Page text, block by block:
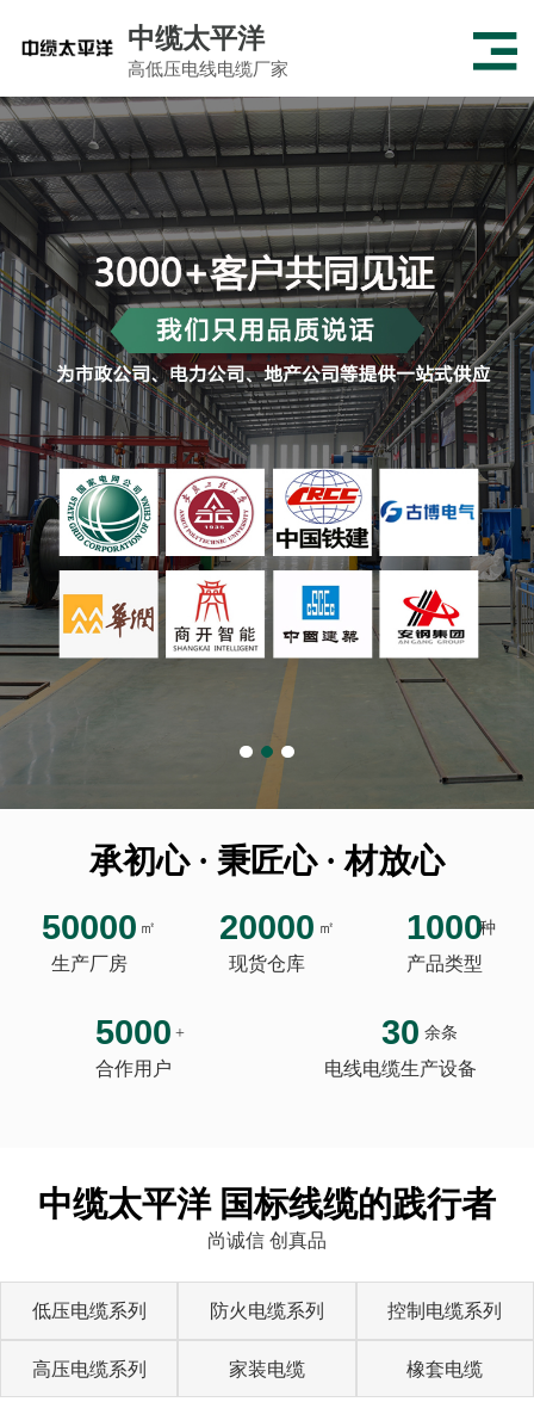
中缆太平洋
高低压电线电缆厂家
承初心 · 秉匠心 · 材放心
50000 ㎡
生产厂房
20000 ㎡
现货仓库
1000种
产品类型
5000 +
合作用户
30 余条
电线电缆生产设备
中缆太平洋 国标线缆的践行者
尚诚信 创真品
低压电缆系列 防火电缆系列 控制电缆系列
高压电缆系列 家装电缆 橡套电缆